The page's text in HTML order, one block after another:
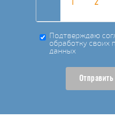
Подтверждаю
обработку своих
данных
Отправить